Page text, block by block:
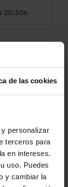
de las cookies
personalizar
terceros para
en intereses.
uso. Puedes
y cambiar la
20:30h